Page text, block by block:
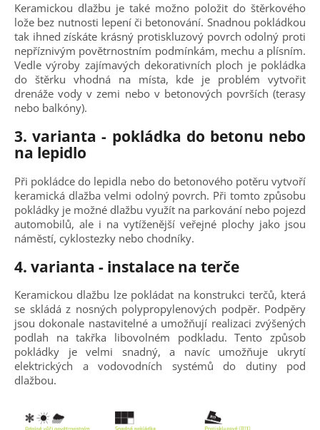
Keramickou dlažbu je také možno položit do štěrkového
lože bez nutnosti lepení či betonování. Snadnou pokládkou
tak ihned získáte krásný protiskluzový povrch odolný proti
nepříznivým povětrnostním podmínkám, mechu a plísním.
Vedle výroby zajímavých dekorativních ploch je pokládka
do štěrku vhodná na místa, kde je problém vytvořit
drenáže vody v zemi nebo v betonových površích (terasy
nebo balkóny).
3. varianta - pokládka do betonu nebo
na lepidlo
Při pokládce do lepidla nebo do betonového potěru vytvoří
keramická dlažba velmi odolný povrch. Při tomto způsobu
pokládky je možné dlažbu využít na parkování nebo pojezd
automobilů, ale i na vytíženější veřejné plochy jako jsou
náměstí, cyklostezky nebo chodníky.
4. varianta - instalace na terče
Keramickou dlažbu lze pokládat na konstrukci terčů, která
se skládá z nosných polypropylenových podpěr. Podpěry
jsou dokonale nastavitelné a umožňují realizaci zvýšených
podlah na takřka libovolném podkladu. Tento způsob
pokládky je velmi snadný, a navíc umožňuje ukrytí
elektrických a vodovodních systémů do dutiny pod
dlažbou.